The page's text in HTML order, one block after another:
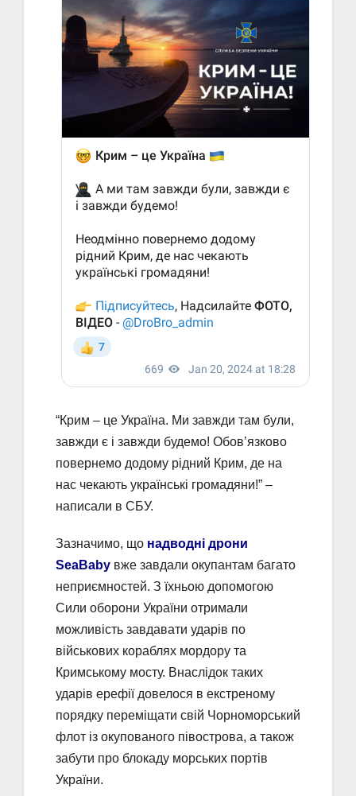
“Крим – це Україна. Ми завжди там були,
завжди є і завжди будемо! Обов’язково
повернемо додому рідний Крим, де на
нас чекають українські громадяни!” –
написали в СБУ.
Зазначимо, що надводні дрони
SeaBaby вже завдали окупантам багато
неприємностей. З їхньою допомогою
Сили оборони України отримали
можливість завдавати ударів по
військових кораблях мордору та
Кримському мосту. Внаслідок таких
ударів ерефії довелося в екстреному
порядку переміщати свій Чорноморський
флот із окупованого півострова, а також
забути про блокаду морських портів
України.